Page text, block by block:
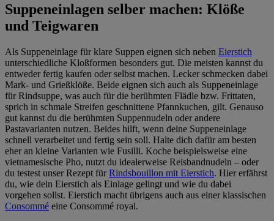
Suppeneinlagen selber machen: Klöße
und Teigwaren
Als Suppeneinlage für klare Suppen eignen sich neben Eierstich
unterschiedliche Kloßformen besonders gut. Die meisten kannst du
entweder fertig kaufen oder selbst machen. Lecker schmecken dabei
Mark- und Grießklöße. Beide eignen sich auch als Suppeneinlage
für Rindsuppe, was auch für die berühmten Flädle bzw. Frittaten,
sprich in schmale Streifen geschnittene Pfannkuchen, gilt. Genauso
gut kannst du die berühmten Suppennudeln oder andere
Pastavarianten nutzen. Beides hilft, wenn deine Suppeneinlage
schnell verarbeitet und fertig sein soll. Halte dich dafür am besten
eher an kleine Varianten wie Fusilli. Koche beispielsweise eine
vietnamesische Pho, nutzt du idealerweise Reisbandnudeln – oder
du testest unser Rezept für Rindsbouillon mit Eierstich. Hier erfährst
du, wie dein Eierstich als Einlage gelingt und wie du dabei
vorgehen sollst. Eierstich macht übrigens auch aus einer klassischen
Consommé eine Consommé royal.